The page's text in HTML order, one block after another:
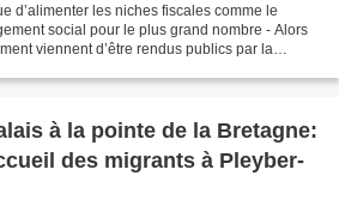
d’alimenter les niches fiscales comme le
social pour le plus grand nombre - Alors
viennent d’être rendus publics par la
à la pointe de la Bretagne:
des migrants à Pleyber-